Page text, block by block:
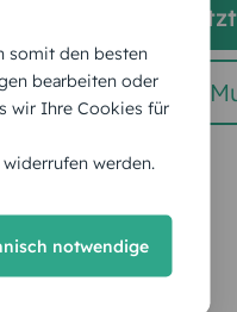
gratis
somit den besten
bearbeiten oder
wir Ihre Cookies für
werden.
notwendige